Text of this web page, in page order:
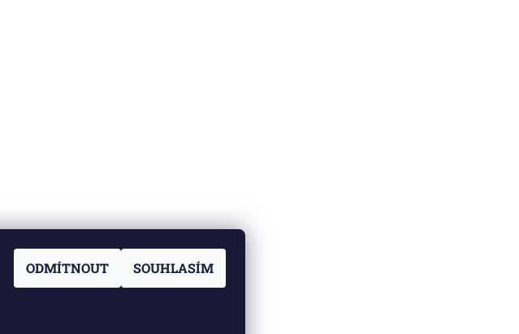
ODMÍTNOUT SOUHLASÍM